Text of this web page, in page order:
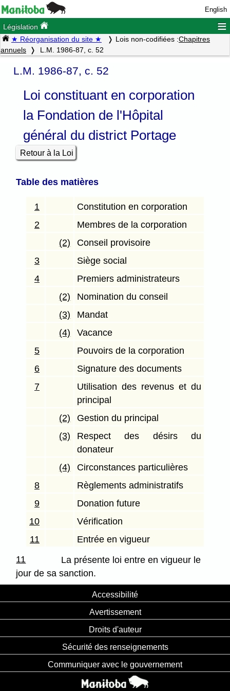
English
Législation ≡
★ Réorganisation du site ★ Lois non-codifiées :Chapitres
annuels
L.M. 1986-87, c. 52
L.M. 1986-87, c. 52
Loi constituant en corporation
la Fondation de l'Hôpital
général du district Portage
Retour à la Loi
Table des matières
1
Constitution en corporation
2
Membres de la corporation
(2)
Conseil provisoire
3
Siège social
4
Premiers administrateurs
(2)
Nomination du conseil
(3)
Mandat
(4)
Vacance
5
Pouvoirs de la corporation
6
Signature des documents
7
Utilisation des revenus et du
principal
(2)
Gestion du principal
(3)
Respect des désirs du
donateur
(4)
Circonstances particulières
8
Règlements administratifs
9
Donation future
10
Vérification
11
Entrée en vigueur
11
La présente loi entre en vigueur le
jour de sa sanction.
Accessibilité
Avertissement
Droits d'auteur
Sécurité des renseignements
Communiquer avec le gouvernement